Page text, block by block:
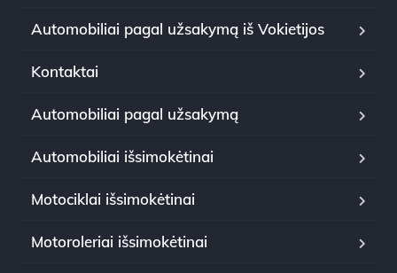
Automobiliai pagal užsakymą iš Vokietijos
Kontaktai
Automobiliai pagal užsakymą
Automobiliai išsimokėtinai
Motociklai išsimokėtinai
Motoroleriai išsimokėtinai